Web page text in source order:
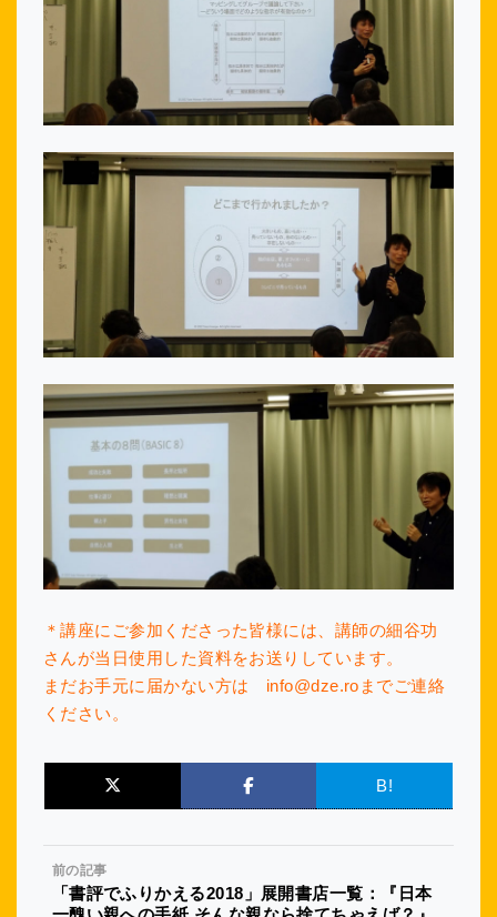
＊講座にご参加くださった皆様には、講師の細谷功
さんが当日使用した資料をお送りしています。
まだお手元に届かない方は info@dze.roまでご連絡
ください。
B!
前の記事
「書評でふりかえる2018」展開書店一覧：『日本